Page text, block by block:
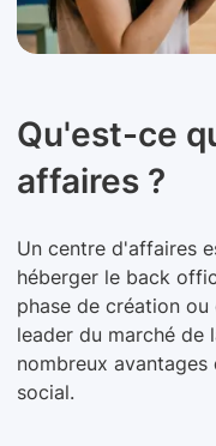
Qu'est-ce
affaires ?
Un centre d'affaires
héberger le back
phase de création ou
leader du marché de
nombreux
social.